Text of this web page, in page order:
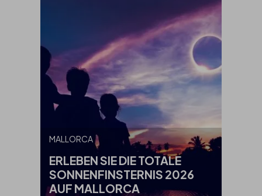
MALLORCA
ERLEBEN SIE DIE TOTALE
SONNENFINSTERNIS 2026
AUF MALLORCA